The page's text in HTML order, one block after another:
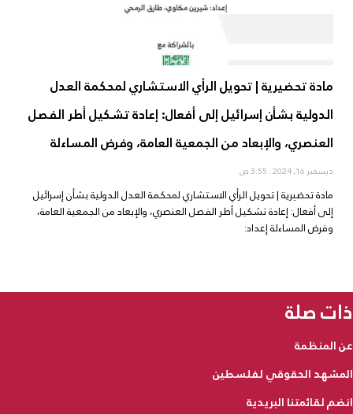
مادة تحضيرية | تحويل الرأي الاستشاري لمحكمة العدل
الدولية بشأن إسرائيل إلى أفعال: إعادة تشكيل أطر الفصل
العنصري، والإبعاد من الجمعية العامة، وفرض المساءلة
ديسمبر 16, 2024
مادة تحضيرية | تحويل الرأي الاستشاري لمحكمة العدل الدولية بشأن إسرائيل
إلى أفعال: إعادة تشكيل أطر الفصل العنصري، والإبعاد من الجمعية العامة،
وفرض المساءلة إعداد:
ذات صلة
عن المنظمة
المشهد الحقوقي لفلسطين
انضم لقائمتنا البريدية